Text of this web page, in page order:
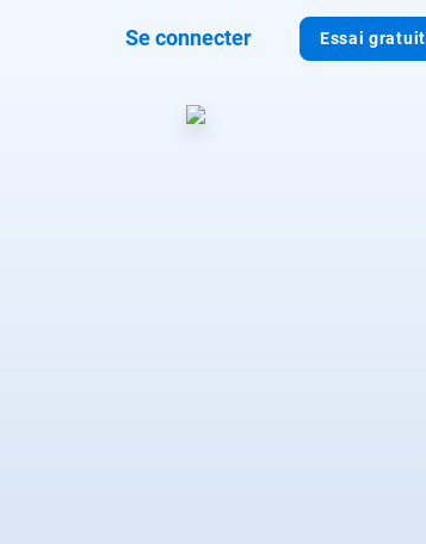
Essai gratuit
Se connecter